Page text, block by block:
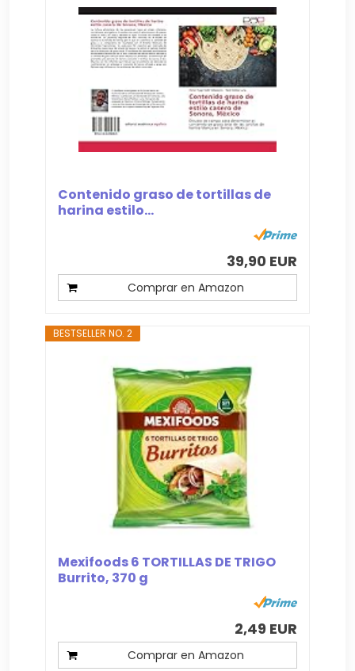
Contenido graso de tortillas de
harina estilo...
39,90 EUR
Comprar en Amazon
BESTSELLER NO. 2
Mexifoods 6 TORTILLAS DE TRIGO
Burrito, 370 g
2,49 EUR
Comprar en Amazon